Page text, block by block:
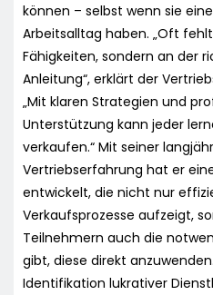
können – selbst wenn sie
Arbeitsalltag haben. „Oft
Fähigkeiten, sondern an der
Anleitung“, erklärt der
„Mit klaren Strategien und
Unterstützung kann jeder
verkaufen.“ Mit seiner
Vertriebserfahrung hat er
entwickelt, die nicht nur
Verkaufsprozesse aufzeigt,
Teilnehmern auch die
gibt, diese direkt
Identifikation lukrativer